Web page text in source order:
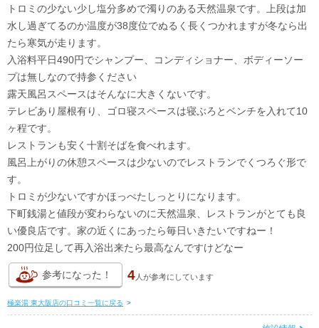
トロミの少ない少し塩分多めで濁りのある天然温泉です。上段は加
水し過ぎてるのか温度が38度位でぬるく長くつかれますが冬なら出
たら寒気が走ります。
入浴料平日490円でシャンプー、コンディショナー、ボディーソー
プは無しなので持参ください
露天風呂スペースはそんなに大きくないです。
テレビあり屋根有り、ゴロ寝スペースは寝ぶろとベンチを入れて10
ヶ程です。
レストランも安く十割そばを食べれます。
風呂上がりの休憩スペースは少ないのでレストランでくつろぐ形で
す。
トロミが少ないですかほっぺたしっとりになります。
下町銭湯と値段が変わらないのに天然温泉、レストランがとても良
い優良店です。家の近くにあったら毎日いきたいですねー！
200円位足して再入浴出来たら最高なんですけどなー
参考になった！ 4人が参考にしています
極楽湯 東大阪店の口コミ一覧に戻る >